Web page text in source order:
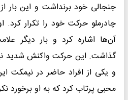
جنجالی خود برنداشت و این بار از
چادرملو حرکت خود را تکرار
آن‌ها اشاره کرد و بار دیگر
گذاشت. این حرکت واکنش شدید
و یکی از افراد حاضر در نیمکت
محبی پرتاب کرد که به او برخورد